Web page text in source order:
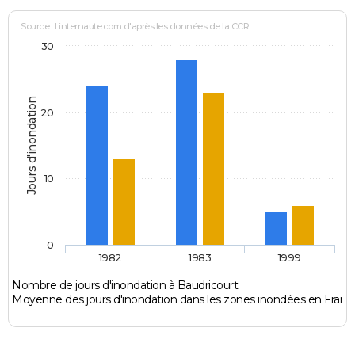
Jours d'inondation
Source : Linternaute.com d'après les données de la CCR
Nombre de jours d'inondation à Baudricourt
Moyenne des jours d'inondation dans les zones inondées en
1982 1983 1999
0
10
20
30